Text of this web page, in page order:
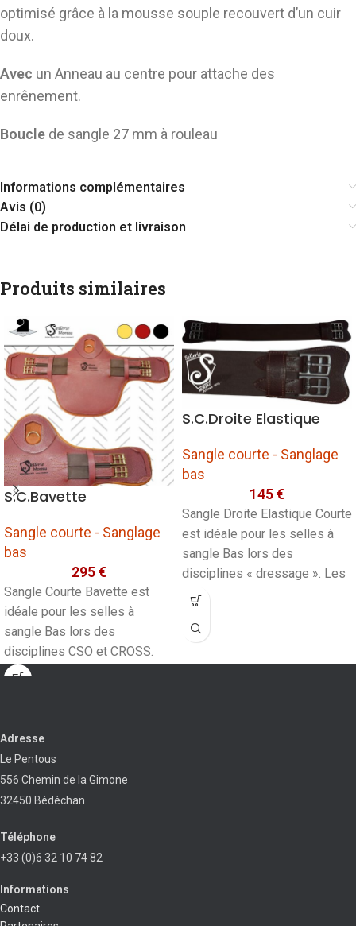
optimisé grâce à la mousse souple recouvert d’un cuir
doux.
Avec un Anneau au centre pour attache des
enrênement.
Boucle de sangle 27 mm à rouleau
Informations complémentaires
Avis (0)
Délai de production et livraison
Produits similaires
S.C.Bavette
Sangle courte - Sanglage
bas
295€
Sangle Courte Bavette est
idéale pour les selles à
sangle Bas lors des
disciplines CSO et CROSS.
Protège des coups
S.C.Droite Elastique
Sangle courte - Sanglage
bas
145€
Sangle Droite Elastique Courte
est idéale pour les selles à
sangle Bas lors des
disciplines « dressage ». Les
Adresse
Le Pentous
556 Chemin de la Gimone
32450 Bédéchan
Téléphone
+33 (0)6 32 10 74 82
Informations
Contact